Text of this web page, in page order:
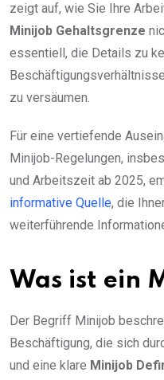
zeigt auf, wie Sie Ihre
Minijob Gehaltsgrenze
essentiell, die Details zu
zu versäumen.
Für eine vertiefende
Minijob-Regelungen,
und Arbeitszeit ab 2025,
informative Quelle, die
weiterführende
Was ist ein
Der Begriff Minijob
Beschäftigung, die sich
und eine klare Minijob